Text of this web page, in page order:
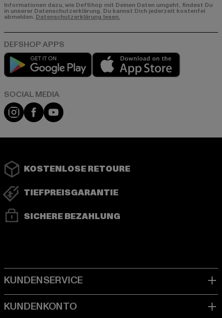
Informationen dazu, wie DefShop mit Deinen Daten umgeht, findest Du
in unserer Datenschutzerklärung. Du kannst Dich jederzeit kostenfei
abmelden. Datenschutzerklärung lesen.
Play market
Instagram
FacebookYouTube
KOSTENLOSE RETOURE
TIEFPREISGARANTIE
SICHERE BEZAHLUNG